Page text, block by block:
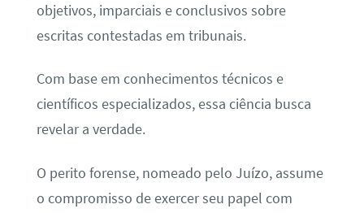
objetivos, imparciais e conclusivos sobre
escritas contestadas em tribunais.
Com base em conhecimentos técnicos e
científicos especializados, essa ciência busca
revelar a verdade.
O perito forense, nomeado pelo Juízo, assume
o compromisso de exercer seu papel com